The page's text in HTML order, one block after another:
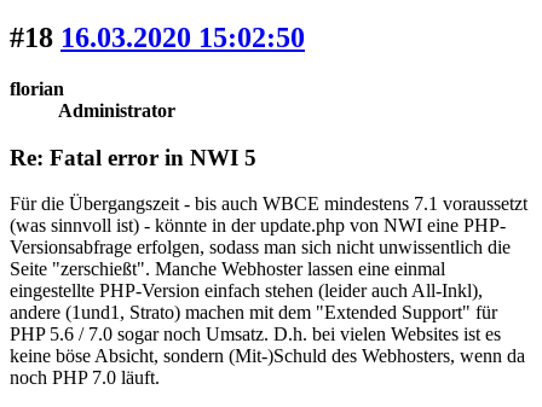
#18 16.03.2020 15:02:50
florian
Administrator
Re: Fatal error in NWI 5
Für die Übergangszeit - bis auch WBCE mindestens 7.1 voraussetzt
(was sinnvoll ist) - könnte in der update.php von NWI eine PHP-
Versionsabfrage erfolgen, sodass man sich nicht unwissentlich die
Seite "zerschießt". Manche Webhoster lassen eine einmal
eingestellte PHP-Version einfach stehen (leider auch All-Inkl),
andere (1und1, Strato) machen mit dem "Extended Support" für
PHP 5.6 / 7.0 sogar noch Umsatz. D.h. bei vielen Websites ist es
keine böse Absicht, sondern (Mit-)Schuld des Webhosters, wenn da
noch PHP 7.0 läuft.